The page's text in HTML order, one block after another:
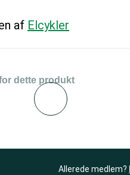
af Elcykler
dette produkt
Allerede medlem?